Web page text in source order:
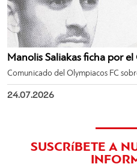
Manolis Saliakas ficha por
Comunicado del Olympiacos FC
24.07.2026
SUSCRíBETE A